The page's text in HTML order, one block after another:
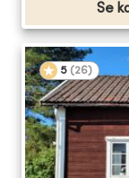
Se
5 (26)